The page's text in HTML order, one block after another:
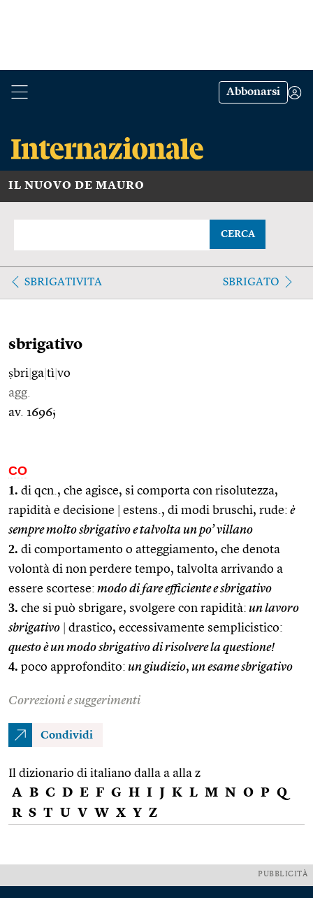
Abbonarsi
IL NUOVO DE MAURO
CERCA
SBRIGATIVITA SBRIGATO
sbrigativo
ṣbri ga tì vo
agg.
av. 1696;
CO
1. di qcn., che agisce, si comporta con risolutezza,
rapidità e decisione
estens., di modi bruschi, rude: è
sempre molto sbrigativo e talvolta un po’ villano
2. di comportamento o atteggiamento, che denota
volontà di non perdere tempo, talvolta arrivando a
essere scortese: modo di fare efficiente e sbrigativo
3. che si può sbrigare, svolgere con rapidità: un lavoro
sbrigativo
drastico, eccessivamente semplicistico:
questo è un modo sbrigativo di risolvere la questione!
4. poco approfondito: un giudizio, un esame sbrigativo
Correzioni e suggerimenti
Condividi
Il dizionario di italiano dalla a alla z
A B C D E F G H I J K L M N O P Q
R S T U V W X Y Z
PUBBLICITÀ